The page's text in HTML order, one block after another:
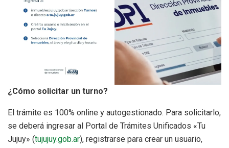
¿Cómo solicitar un turno?
El trámite es 100% online y autogestionado. Para solicitarlo,
se deberá ingresar al Portal de Trámites Unificados «Tu
Jujuy» (tujujuy.gob.ar), registrarse para crear un usuario,